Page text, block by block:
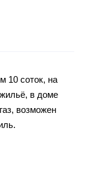
10 соток, на
в доме
возможен